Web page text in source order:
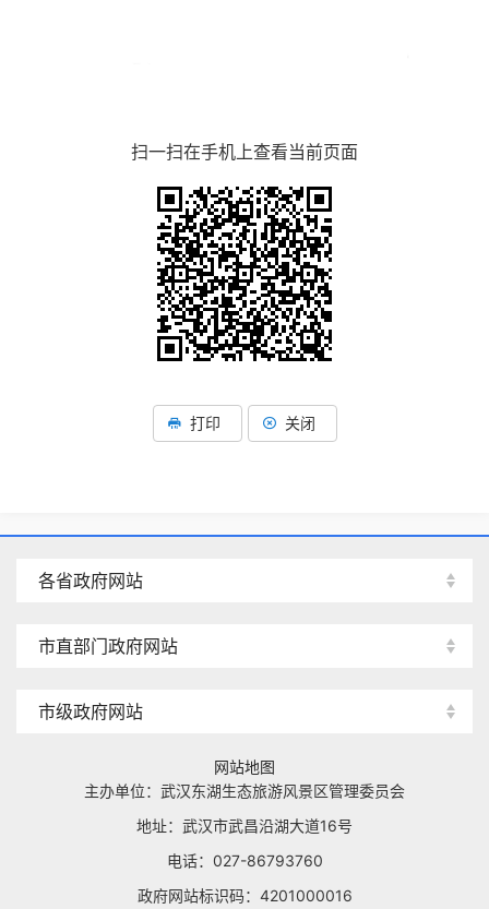
扫一扫在手机上查看当前页面
打印 关闭
各省政府网站
市直部门政府网站
市级政府网站
网站地图
主办单位：武汉东湖生态旅游风景区管理委员会
地址：武汉市武昌沿湖大道16号
电话：027-86793760
政府网站标识码：4201000016